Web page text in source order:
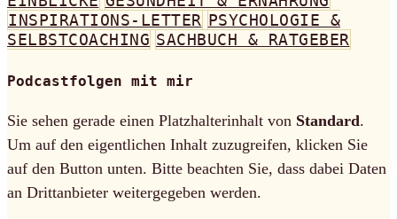
INSPIRATIONS-LETTER PSYCHOLOGIE &
SELBSTCOACHING SACHBUCH & RATGEBER
Podcastfolgen mit mir
Sie sehen gerade einen Platzhalterinhalt von Standard.
Um auf den eigentlichen Inhalt zuzugreifen, klicken Sie
auf den Button unten. Bitte beachten Sie, dass dabei Daten
an Drittanbieter weitergegeben werden.